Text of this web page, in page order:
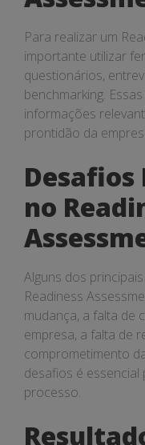
Para realizar um
importante utilizar
questionários,
benchmarking.
informações
prontidão da
no
Alguns dos
Readiness
mudança, a falta de
empresa, a falta de
comprometimento
desafios é
processo.